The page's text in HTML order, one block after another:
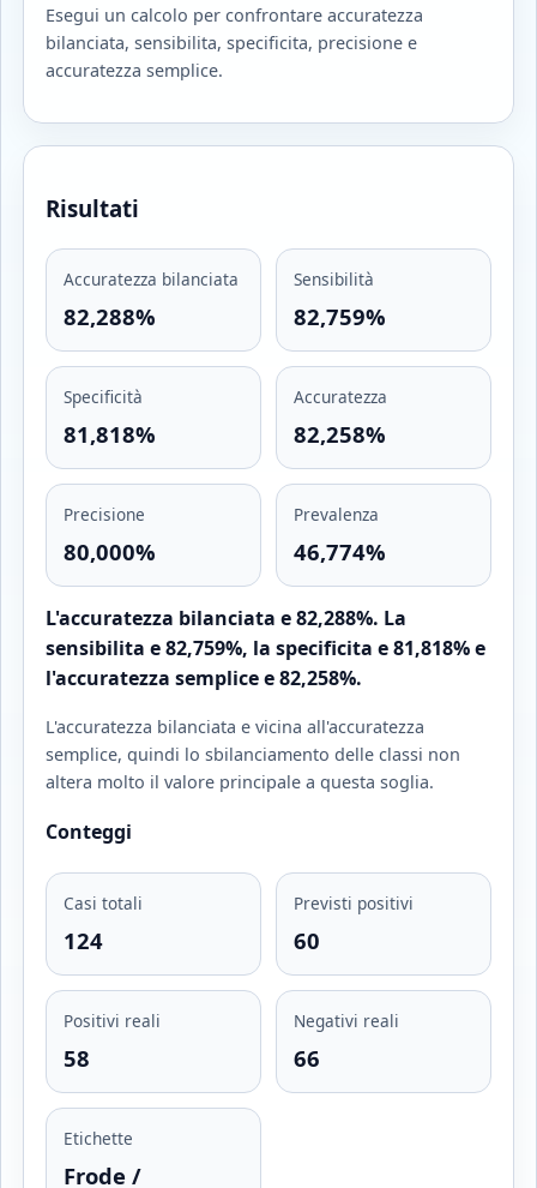
Esegui un calcolo per confrontare accuratezza
bilanciata, sensibilita, specificita, precisione e
accuratezza semplice.
Risultati
Accuratezza bilanciata
82,288%
Sensibilità
82,759%
Specificità
81,818%
Accuratezza
82,258%
Precisione
80,000%
Prevalenza
46,774%
L'accuratezza bilanciata e 82,288%. La
sensibilita e 82,759%, la specificita e 81,818% e
l'accuratezza semplice e 82,258%.
L'accuratezza bilanciata e vicina all'accuratezza
semplice, quindi lo sbilanciamento delle classi non
altera molto il valore principale a questa soglia.
Conteggi
Casi totali
124
Previsti positivi
60
Positivi reali
58
Negativi reali
66
Etichette
Frode /